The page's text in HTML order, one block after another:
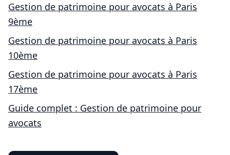
Gestion de patrimoine pour avocats à Paris
9ème
Gestion de patrimoine pour avocats à Paris
10ème
Gestion de patrimoine pour avocats à Paris
17ème
Guide complet : Gestion de patrimoine pour
avocats